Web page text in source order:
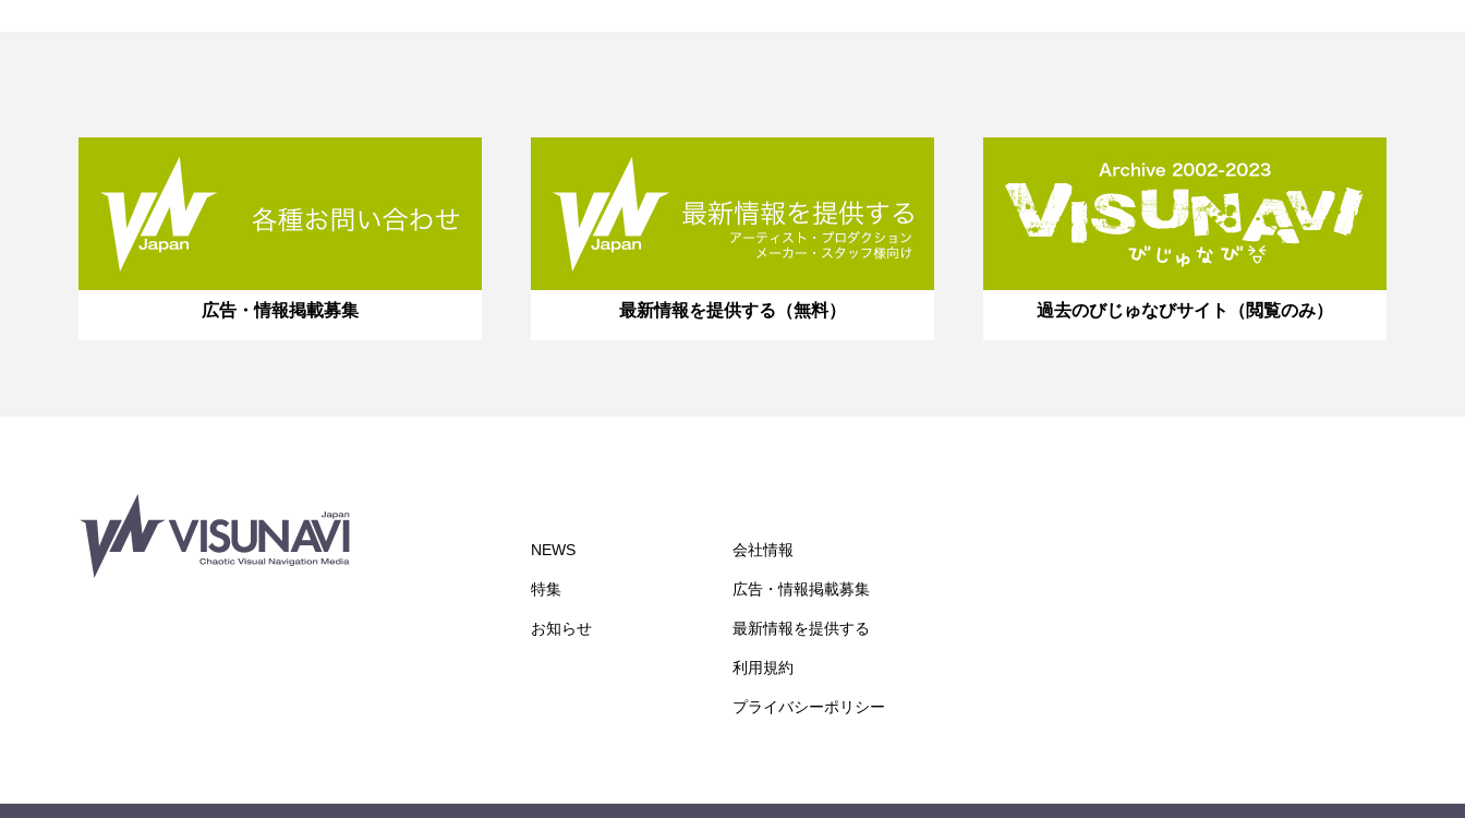
広告・情報掲載募集 最新情報を提供する（無料） 過去のびじゅなびサイト（閲覧のみ）
NEWS
特集
お知らせ
会社情報
広告・情報掲載募集
最新情報を提供する
利用規約
プライバシーポリシー